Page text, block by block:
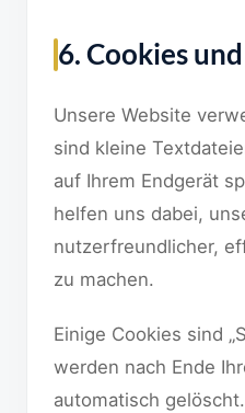
6. Cookies
Unsere Website
sind kleine
auf Ihrem Endgerät
helfen uns dabei,
nutzerfreundlicher,
zu machen.
Einige Cookies sind
werden nach Ende
automatisch